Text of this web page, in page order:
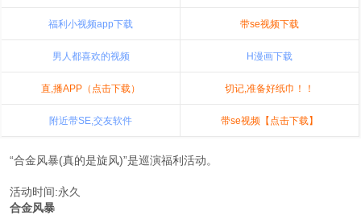
福利小视频app下载 带se视频下载
男人都喜欢的视频 H漫画下载
直,播APP（点击下载） 切记,准备好纸巾！！
附近带SE,交友软件 带se视频【点击下载】
“合金风暴(真的是旋风)”是巡演福利活动。
活动时间:永久
合金风暴